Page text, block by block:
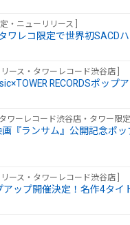
・ニューリリース ]
ワレコ限定で世界初SACD
ース・タワーレコード渋谷店 ]
RECORDSポップ
ーレコード渋谷店・タワー限定 ]
『ランサム』公開記念ポ
ース・タワーレコード渋谷店 ]
アップ開催決定！名作4タイ